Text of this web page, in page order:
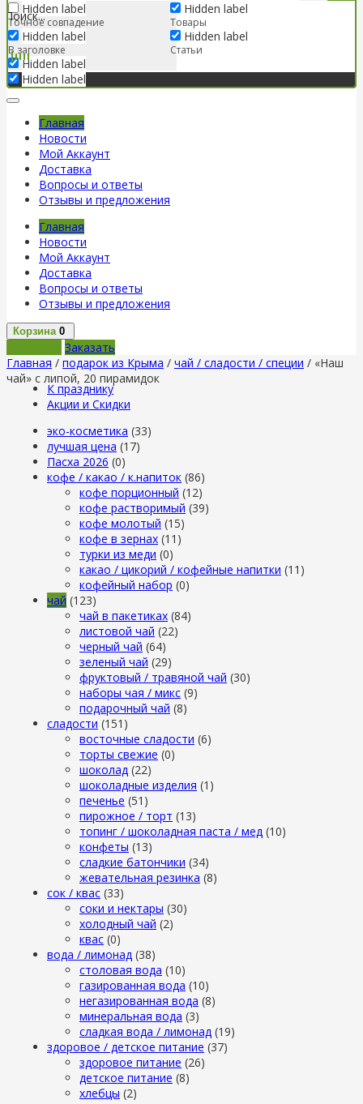
Hidden label
Точное совпадение
Hidden label
В заголовке
Hidden label
Hidden label
Hidden label
Товары
Hidden label
Статьи
Главная
Новости
Мой Аккаунт
Доставка
Вопросы и ответы
Отзывы и предложения
Главная
Новости
Мой Аккаунт
Доставка
Вопросы и ответы
Отзывы и предложения
Корзина 0
Заказать
Главная / подарок из Крыма / чай / сладости / специи / «Наш
чай» с липой, 20 пирамидок
К празднику
Акции и Скидки
эко-косметика (33)
лучшая цена (17)
Пасха 2026 (0)
кофе / какао / к.напиток (86)
кофе порционный (12)
кофе растворимый (39)
кофе молотый (15)
кофе в зернах (11)
турки из меди (0)
какао / цикорий / кофейные напитки (11)
кофейный набор (0)
чай (123)
чай в пакетиках (84)
листовой чай (22)
черный чай (64)
зеленый чай (29)
фруктовый / травяной чай (30)
наборы чая / микс (9)
подарочный чай (8)
сладости (151)
восточные сладости (6)
торты свежие (0)
шоколад (22)
шоколадные изделия (1)
печенье (51)
пирожное / торт (13)
топинг / шоколадная паста / мед (10)
конфеты (13)
сладкие батончики (34)
жевательная резинка (8)
сок / квас (33)
соки и нектары (30)
холодный чай (2)
квас (0)
вода / лимонад (38)
столовая вода (10)
газированная вода (10)
негазированная вода (8)
минеральная вода (3)
сладкая вода / лимонад (19)
здоровое / детское питание (37)
здоровое питание (26)
детское питание (8)
хлебцы (2)